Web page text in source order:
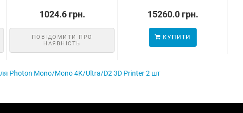
1024.6 грн.
ПОВІДОМИТИ ПРО
НАЯВНІСТЬ
15260.0 грн.
КУПИТИ
Photon Mono/Mono 4K/Ultra/D2 3D Printer 2 шт